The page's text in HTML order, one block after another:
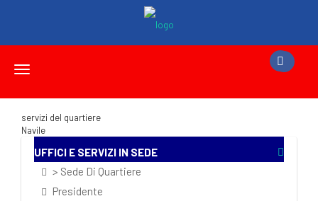
Toggle
servizi del quartiere
Navile
UFFICI E SERVIZI IN SEDE
> Sede Di Quartiere
Presidente